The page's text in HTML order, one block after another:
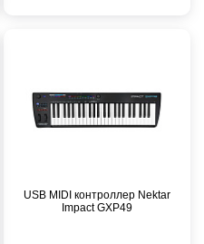
USB MIDI контроллер Nektar
Impact GXP49